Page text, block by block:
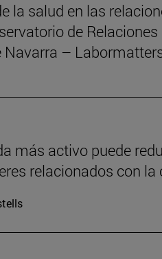
la salud en las
de
Navarra –
más activo puede
relacionados con la